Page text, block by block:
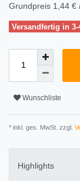
Grundpreis 1,44 €
Versandfertig in 3-
Wunschliste
* inkl. ges. MwSt. zzgl.
Highlights